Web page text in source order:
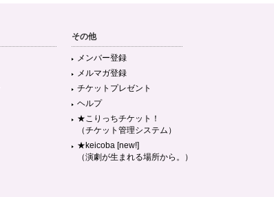
その他
メンバー登録
メルマガ登録
チケットプレゼント
ヘルプ
★こりっちチケット！
（チケット管理システム）
★keicoba [new!]
（演劇が生まれる場所から。）